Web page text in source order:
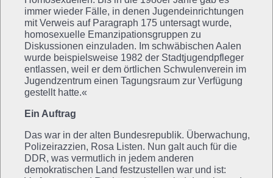
immer wieder Fälle, in denen Jugendeinrichtungen
mit Verweis auf Paragraph 175 untersagt wurde,
homosexuelle Emanzipationsgruppen zu
Diskussionen einzuladen. Im schwäbischen Aalen
wurde beispielsweise 1982 der Stadtjugendpfleger
entlassen, weil er dem örtlichen Schwulenverein im
Jugendzentrum einen Tagungsraum zur Verfügung
gestellt hatte.«
Ein Auftrag
Das war in der alten Bundesrepublik. Überwachung,
Polizeirazzien, Rosa Listen. Nun galt auch für die
DDR, was vermutlich in jedem anderen
demokratischen Land festzustellen war und ist: